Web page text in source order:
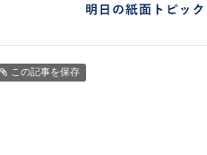
この記事を保存